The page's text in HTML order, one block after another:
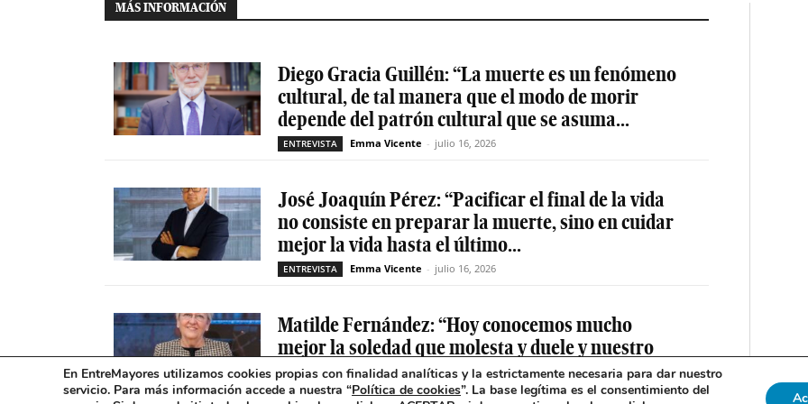
MÁS INFORMACIÓN
Diego Gracia Guillén: “La muerte es un fenómeno
cultural, de tal manera que el modo de morir
depende del patrón cultural que se asuma...
ENTREVISTA Emma Vicente - julio 16, 2026
José Joaquín Pérez: “Pacificar el final de la vida
no consiste en preparar la muerte, sino en cuidar
mejor la vida hasta el último...
ENTREVISTA Emma Vicente - julio 16, 2026
Matilde Fernández: “Hoy conocemos mucho
mejor la soledad que molesta y duele y nuestro
observatorio ha sido decisivo”
Marta S. Massó - junio 8, 2026
En EntreMayores utilizamos cookies propias con finalidad analíticas y la estrictamente necesaria para dar nuestro
servicio. Para más información accede a nuestra “Política de cookies”. La base legítima es el consentimiento del